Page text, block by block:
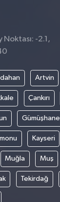
Noktası: -2.1,
Artvin
Çankırı
Gümüşhane
Kayseri
Muğla Muş
Tekirdağ